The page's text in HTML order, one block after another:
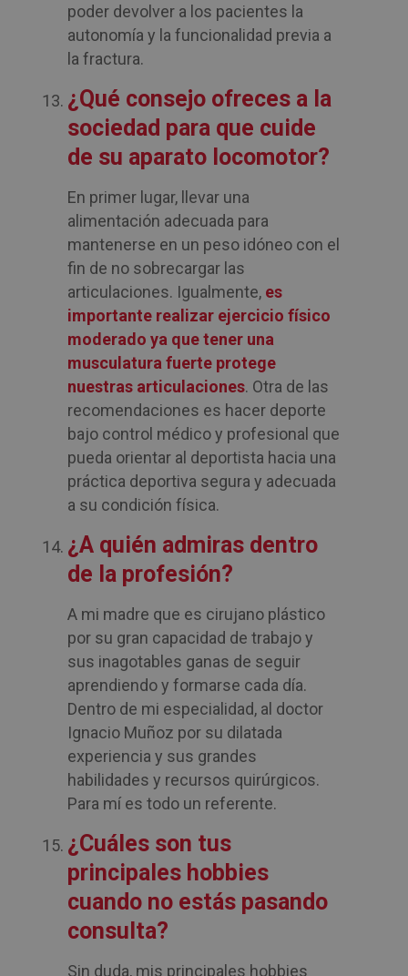
poder devolver a los pacientes la
autonomía y la funcionalidad previa a
la fractura.
¿Qué consejo ofreces a la
sociedad para que cuide
de su aparato locomotor?
En primer lugar, llevar una
alimentación adecuada para
mantenerse en un peso idóneo con el
fin de no sobrecargar las
articulaciones. Igualmente, es
importante realizar ejercicio físico
moderado ya que tener una
musculatura fuerte protege
nuestras articulaciones. Otra de las
recomendaciones es hacer deporte
bajo control médico y profesional que
pueda orientar al deportista hacia una
práctica deportiva segura y adecuada
a su condición física.
¿A quién admiras dentro
de la profesión?
A mi madre que es cirujano plástico
por su gran capacidad de trabajo y
sus inagotables ganas de seguir
aprendiendo y formarse cada día.
Dentro de mi especialidad, al doctor
Ignacio Muñoz por su dilatada
experiencia y sus grandes
habilidades y recursos quirúrgicos.
Para mí es todo un referente.
¿Cuáles son tus
principales hobbies
cuando no estás pasando
consulta?
Sin duda, mis principales hobbies